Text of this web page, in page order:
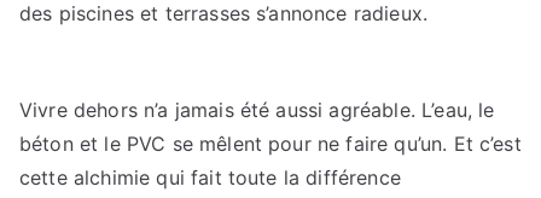
des piscines et terrasses s’annonce radieux.
Vivre dehors n’a jamais été aussi agréable. L’eau, le
béton et le PVC se mêlent pour ne faire qu’un. Et c’est
cette alchimie qui fait toute la différence